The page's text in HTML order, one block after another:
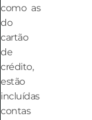
como as
do
cartão
de
crédito,
estão
incluídas
contas